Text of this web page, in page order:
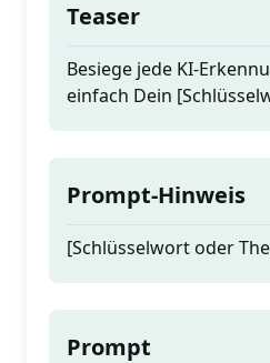
Teaser
Besiege jede KI-
einfach Dein
Prompt-Hinweis
[Schlüsselwort oder
Prompt